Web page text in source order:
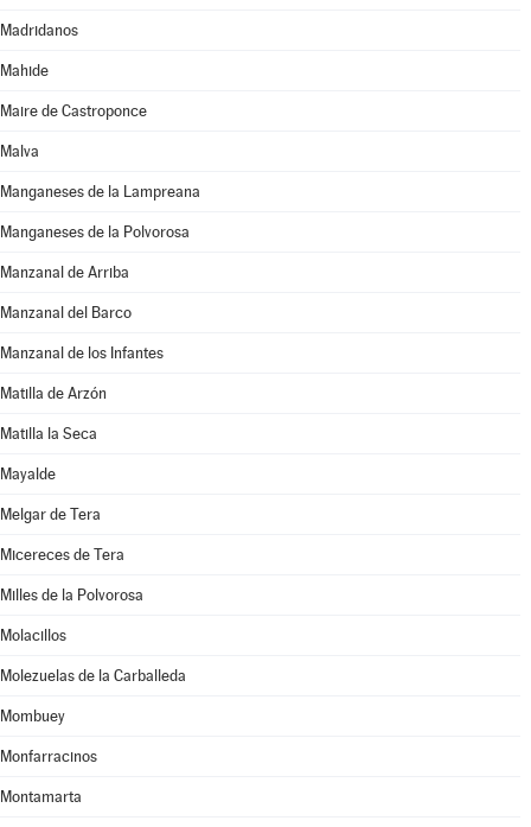
Madridanos
Mahide
Maire de Castroponce
Malva
Manganeses de la Lampreana
Manganeses de la Polvorosa
Manzanal de Arriba
Manzanal del Barco
Manzanal de los Infantes
Matilla de Arzón
Matilla la Seca
Mayalde
Melgar de Tera
Micereces de Tera
Milles de la Polvorosa
Molacillos
Molezuelas de la Carballeda
Mombuey
Monfarracinos
Montamarta